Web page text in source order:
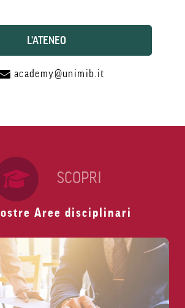
L'ATENEO
academy@unimib.it
SCOPRI
Aree disciplinari